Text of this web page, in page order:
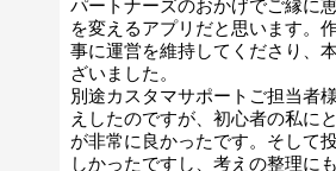
パートナーズのおかげでご縁に
を変えるアプリだと思います。
事に運営を維持してくださり、
ざいました。
別途カスタマサポートご担当者
えしたのですが、初心者の私に
が非常に良かったです。そして
しかったですし、考えの整理に